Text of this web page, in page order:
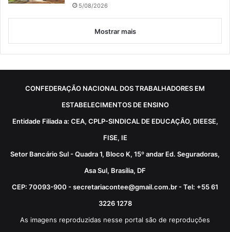
5/08/2026
Mostrar mais
CONFEDERAÇÃO NACIONAL DOS TRABALHADORES EM
ESTABELECIMENTOS DE ENSINO
Entidade Filiada a: CEA, CPLP-SINDICAL DE EDUCAÇÃO, DIEESE,
FISE, IE
Setor Bancário Sul - Quadra 1, Bloco K, 15º andar Ed. Seguradoras,
Asa Sul, Brasília, DF
CEP: 70093-900 - secretariacontee@gmail.com.br - Tel: +55 61
3226 1278
As imagens reproduzidas nesse portal são de reproduções